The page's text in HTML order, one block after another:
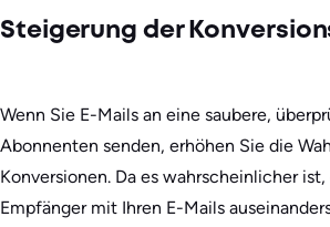
Steigerung der
Wenn Sie E-Mails an eine saubere,
Abonnenten senden, erhöhen Sie die
Konversionen. Da es wahrscheinlicher ist,
Empfänger mit Ihren E-Mails